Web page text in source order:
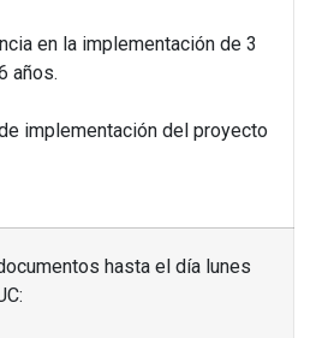
en la implementación de 3
años.
implementación del proyecto
hasta el día lunes